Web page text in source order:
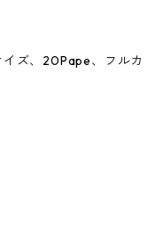
ズ、20Pape、フルカ